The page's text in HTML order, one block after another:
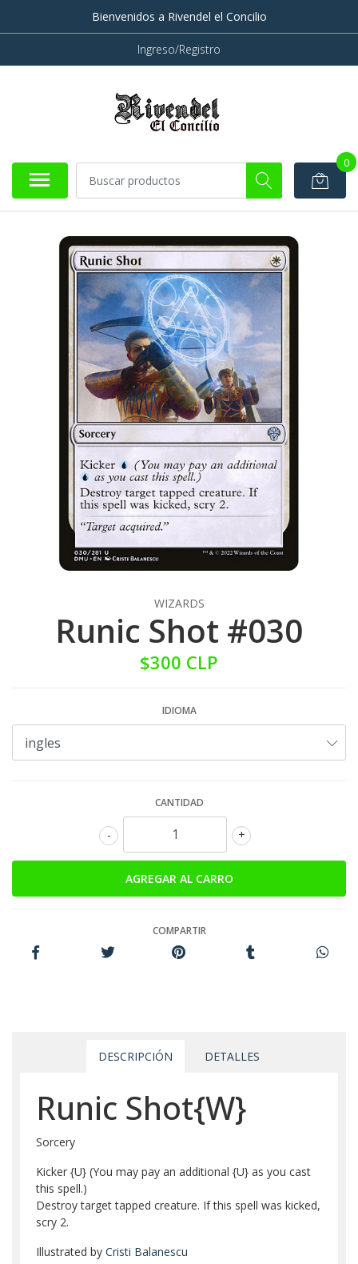
Bienvenidos a Rivendel el Concilio
Ingreso/Registro
0
WIZARDS
Runic Shot #030
$300 CLP
IDIOMA
CANTIDAD
+
-
COMPARTIR
DESCRIPCIÓN DETALLES
Runic Shot{W}
Sorcery
Kicker {U} (You may pay an additional {U} as you cast
this spell.)
Destroy target tapped creature. If this spell was kicked,
scry 2.
Illustrated by Cristi Balanescu